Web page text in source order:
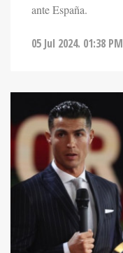
ante España.
05 Jul 2024. 01:38 PM